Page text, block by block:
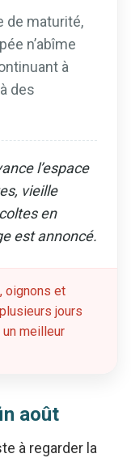
de maturité,
n’abîme
à
des
l’espace
vieille
en
est annoncé.
oignons et
jours
meilleur
août
à regarder la